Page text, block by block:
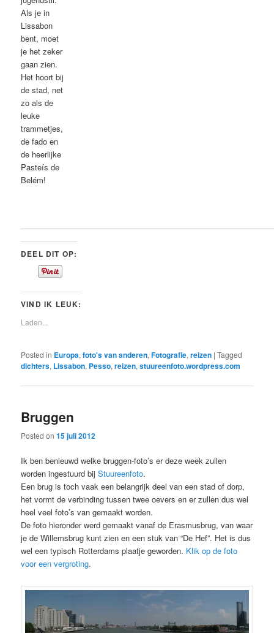
Als je in
Lissabon
bent, moet
je het zeker
gaan zien.
Het hoort bij
de stad, net
zo als de
leuke
trammetjes,
de fado en
de heerlijke
Pasteís de
Belém!
DEEL DIT OP:
VIND IK LEUK:
Laden...
Posted in Europa,foto's van anderen,Fotografie,reizen |Tagged
dichters, Lissabon, Pesso,reizen,stuureenfoto.wordpress.com
Bruggen
Posted on15 juli 2012
Ik ben benieuwd welke bruggen-foto’s er deze week zullen
worden ingestuurd bijStuureenfoto.
Een brug is toch vaak een belangrijk deel van een stad of dorp,
het vormt de verbinding tussen twee oevers en er zullen dus wel
heel veel foto’s van gemaakt worden.
De foto hieronder werd gemaakt vanaf de Erasmusbrug, van waar
je de Willemsbrug kunt zien en een stuk van “De Hef”. Het is dus
wel een typisch Rotterdams plaatje geworden. Klik op de foto
voor een vergroting.